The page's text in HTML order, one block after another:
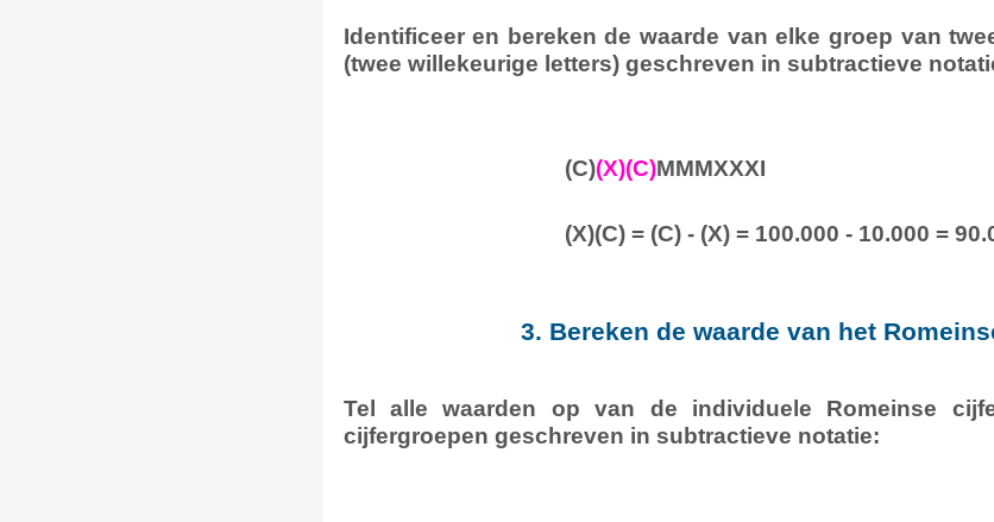
Identificeer en bereken de waarde van elke groep van
(twee willekeurige letters) geschreven in subtractieve
(C)(X)(C)MMMXXXI
(X)(C) = (C) - (X) = 100.000 - 10.000 =
3. Bereken de waarde van het
Tel alle waarden op van de individuele Romeinse
cijfergroepen geschreven in subtractieve notatie: